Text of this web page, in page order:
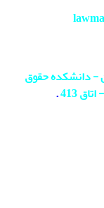
- دانشکده حقوق
.